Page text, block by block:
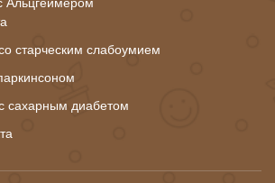
Альцгеймером
старческим слабоумием
сахарным диабетом